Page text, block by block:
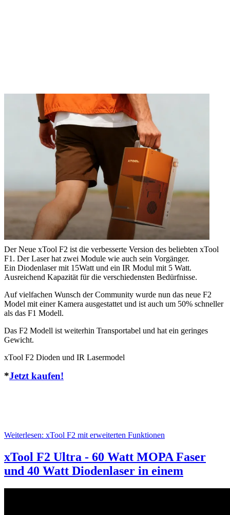
Der Neue xTool F2 ist die verbesserte Version des beliebten xTool
F1. Der Laser hat zwei Module wie auch sein Vorgänger.
Ein Diodenlaser mit 15Watt und ein IR Modul mit 5 Watt.
Ausreichend Kapazität für die verschiedensten Bedürfnisse.
Auf vielfachen Wunsch der Community wurde nun das neue F2
Model mit einer Kamera ausgestattet und ist auch um 50% schneller
als das F1 Modell.
Das F2 Modell ist weiterhin Transportabel und hat ein geringes
Gewicht.
xTool F2 Dioden und IR Lasermodel
*Jetzt kaufen!
Weiterlesen: xTool F2 mit erweiterten Funktionen
xTool F2 Ultra - 60 Watt MOPA Faser
und 40 Watt Diodenlaser in einem